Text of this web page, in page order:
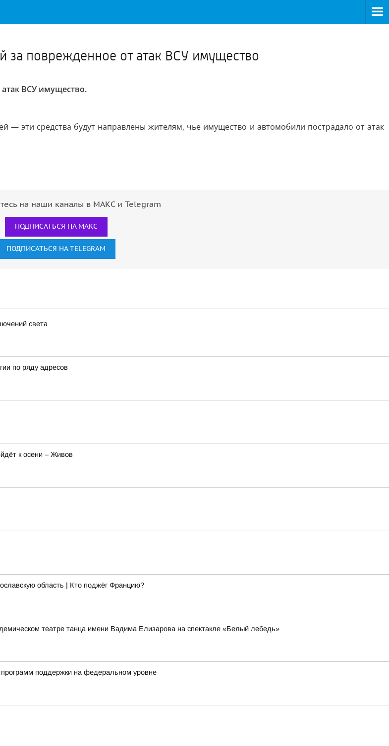
за поврежденное от атак ВСУ имущество
ВСУ имущество.
— эти средства будут направлены жителям, чье имущество и автомобили пострадало от атак
на наши каналы в МАКС и Telegram
ПОДПИСАТЬСЯ НА МАКС
ПОДПИСАТЬСЯ НА TELEGRAM
света
по ряду адресов
к осени – Живов
область | Кто поджёг Францию?
театре танца имени Вадима Елизарова на спектакле «Белый лебедь»
программ поддержки на федеральном уровне